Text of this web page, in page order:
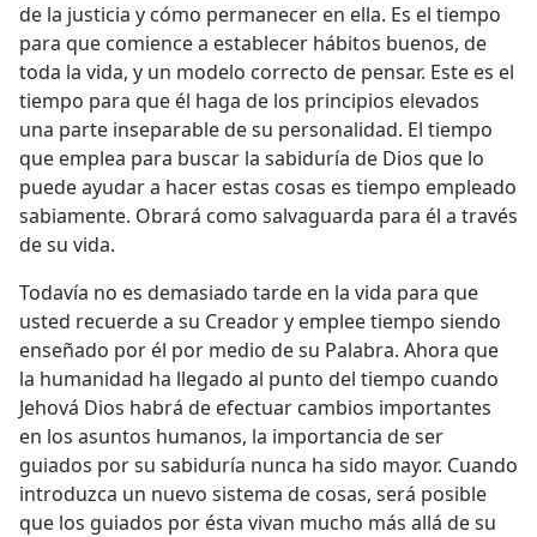
de la justicia y cómo permanecer en ella. Es el tiempo
para que comience a establecer hábitos buenos, de
toda la vida, y un modelo correcto de pensar. Este es el
tiempo para que él haga de los principios elevados
una parte inseparable de su personalidad. El tiempo
que emplea para buscar la sabiduría de Dios que lo
puede ayudar a hacer estas cosas es tiempo empleado
sabiamente. Obrará como salvaguarda para él a través
de su vida.
Todavía no es demasiado tarde en la vida para que
usted recuerde a su Creador y emplee tiempo siendo
enseñado por él por medio de su Palabra. Ahora que
la humanidad ha llegado al punto del tiempo cuando
Jehová Dios habrá de efectuar cambios importantes
en los asuntos humanos, la importancia de ser
guiados por su sabiduría nunca ha sido mayor. Cuando
introduzca un nuevo sistema de cosas, será posible
que los guiados por ésta vivan mucho más allá de su